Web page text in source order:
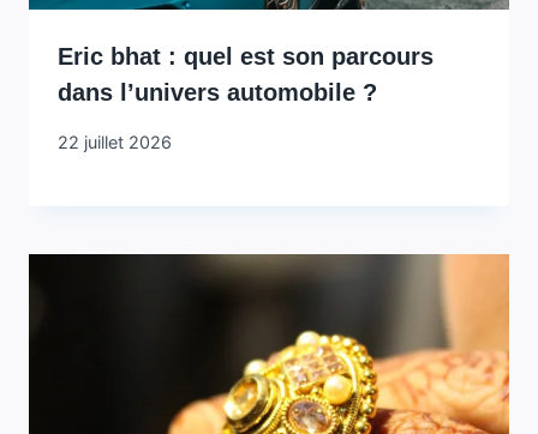
Eric bhat : quel est son parcours
dans l’univers automobile ?
22 juillet 2026